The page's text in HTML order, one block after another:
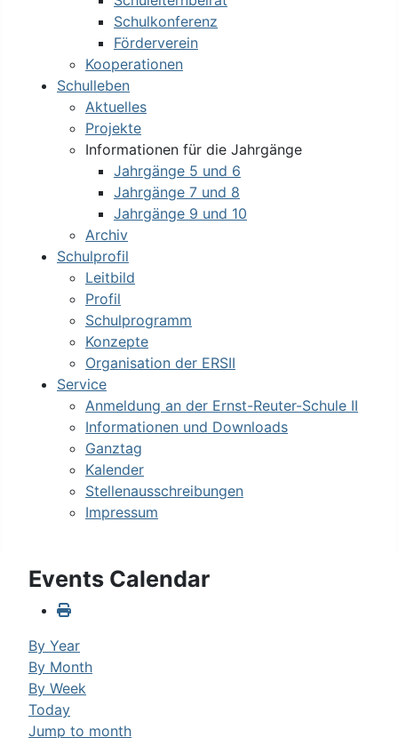
Schulkonferenz
Förderverein
Kooperationen
Schulleben
Aktuelles
Projekte
Informationen für die Jahrgänge
Jahrgänge 5 und 6
Jahrgänge 7 und 8
Jahrgänge 9 und 10
Archiv
Schulprofil
Leitbild
Profil
Schulprogramm
Konzepte
Organisation der ERSII
Service
Anmeldung an der Ernst-Reuter-Schule II
Informationen und Downloads
Ganztag
Kalender
Stellenausschreibungen
Impressum
Events Calendar
By Year
By Month
By Week
Today
Jump to month